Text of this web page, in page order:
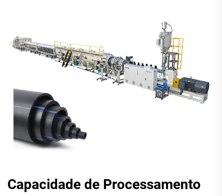
Capacidade de Processamento